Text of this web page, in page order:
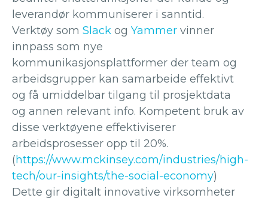
leverandør kommuniserer i sanntid.
Verktøy som Slack og Yammer vinner
innpass som nye
kommunikasjonsplattformer der team og
arbeidsgrupper kan samarbeide effektivt
og få umiddelbar tilgang til prosjektdata
og annen relevant info. Kompetent bruk av
disse verktøyene effektiviserer
arbeidsprosesser opp til 20%.
(https://www.mckinsey.com/industries/high-
tech/our-insights/the-social-economy)
Dette gir digitalt innovative virksomheter